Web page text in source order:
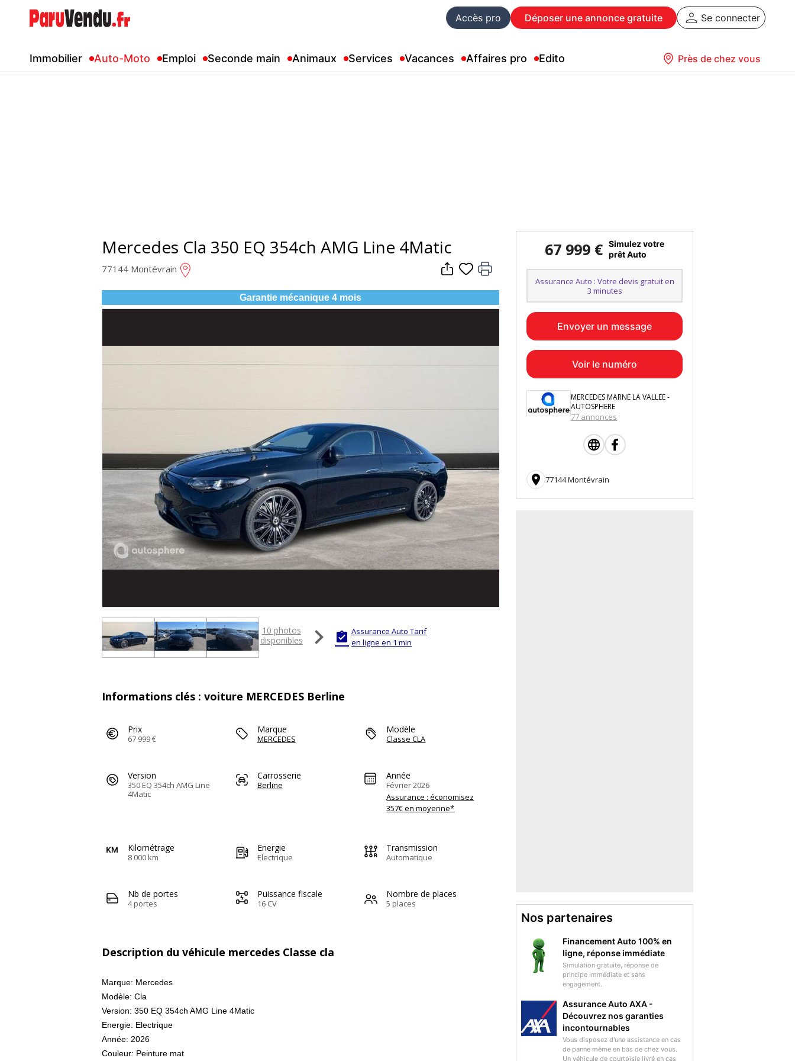
Accès pro Déposer une annonce gratuite Se connecter
Immobilier Auto-Moto Emploi Seconde main Animaux Services Vacances Affaires pro Edito Près de chez vous
Mercedes Cla 350 EQ 354ch AMG Line 4Matic
77144 Montévrain
Garantie mécanique 4 mois
10 photos
disponibles
  Assurance Auto Tarif
en ligne en 1 min
Informations clés : voiture MERCEDES Berline
Prix
67 999 €
Marque
MERCEDES
Modèle
Classe CLA
Version
350 EQ 354ch AMG Line
4Matic
Carrosserie
Berline
Année
Février 2026
Assurance : économisez
357€ en moyenne*
Kilométrage
8 000 km
Energie
Electrique
Transmission
Automatique
Nb de portes
4 portes
Puissance fiscale
16 CV
Nombre de places
5 places
Description du véhicule mercedes Classe cla
Marque: Mercedes
Modèle: Cla
Version: 350 EQ 354ch AMG Line 4Matic
Energie: Electrique
Année: 2026
Couleur: Peinture mat
67 999 € Simulez votre
prêt Auto
Assurance Auto : Votre devis gratuit en
3 minutes
Envoyer un message
Voir le numéro
MERCEDES MARNE LA VALLEE -
AUTOSPHERE
77 annonces
 77144 Montévrain
Nos partenaires
Financement Auto 100% en
ligne, réponse immédiate
Simulation gratuite, réponse de
principe immédiate et sans
engagement.
Assurance Auto AXA -
Découvrez nos garanties
incontournables
Vous disposez d'une assistance en cas
de panne même en bas de chez vous.
Un véhicule de courtoisie livré en cas